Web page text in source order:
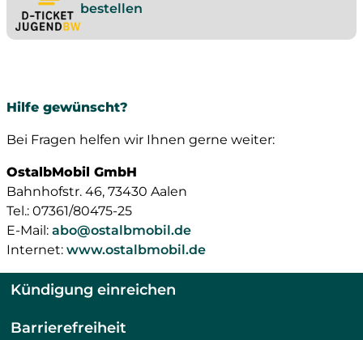
bestellen
Hilfe gewünscht?
Bei Fragen helfen wir Ihnen gerne weiter:
OstalbMobil GmbH
Bahnhofstr. 46, 73430 Aalen
Tel.: 07361/80475-25
E-Mail: abo@ostalbmobil.de
Internet: www.ostalbmobil.de
Kündigung einreichen
Barrierefreiheit